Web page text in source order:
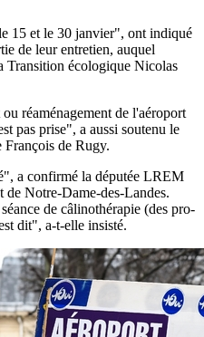
15 et le 30 janvier", ont indiqué
de leur entretien, auquel
Transition écologique Nicolas
réaménagement de l'aéroport
pas prise", a aussi soutenu le
François de Rugy.
a confirmé la députée LREM
Notre-Dame-des-Landes.
de câlinothérapie (des pro-
dit", a-t-elle insisté.